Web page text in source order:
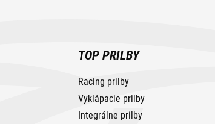
TOP PRILBY
Racing prilby
Vyklápacie prilby
Integrálne prilby